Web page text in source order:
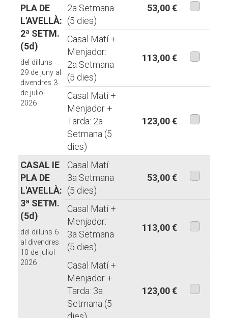
PLA DE
L'AVELLÀ:
2ª SETM.
(5d)
del dilluns
29 de juny al
divendres 3
de juliol
2026
2a Setmana
(5 dies)
53,00 €
Casal Matí +
Menjador:
2a Setmana
(5 dies)
113,00 €
Casal Matí +
Menjador +
Tarda: 2a
Setmana (5
dies)
123,00 €
CASAL IE
PLA DE
L'AVELLÀ:
3ª SETM.
(5d)
del dilluns 6
al divendres
10 de juliol
2026
Casal Matí:
3a Setmana
(5 dies)
53,00 €
Casal Matí +
Menjador:
3a Setmana
(5 dies)
113,00 €
Casal Matí +
Menjador +
Tarda: 3a
Setmana (5
123,00 €